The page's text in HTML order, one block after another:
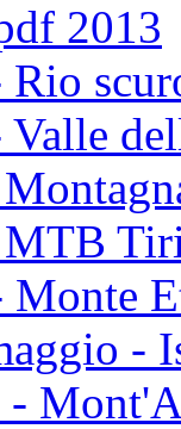
2013
Rio
Valle
Monte
-
-